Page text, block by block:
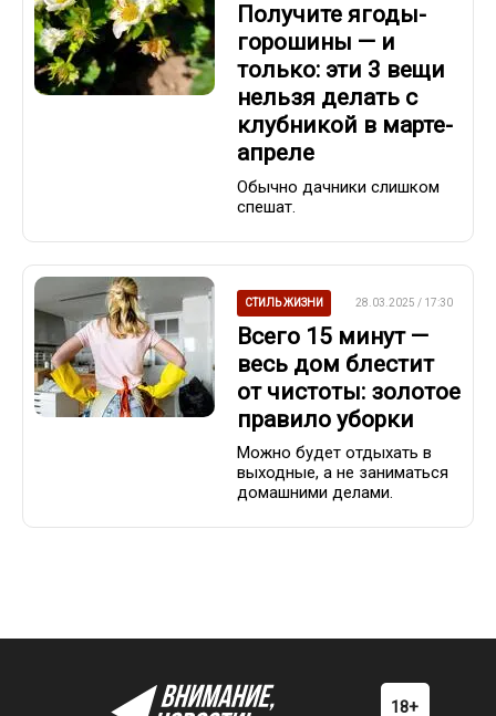
Получите ягоды-
горошины — и
только: эти 3 вещи
нельзя делать с
клубникой в марте-
апреле
Обычно дачники слишком
спешат.
СТИЛЬ ЖИЗНИ 28.03.2025 / 17:30
Всего 15 минут —
весь дом блестит
от чистоты: золотое
правило уборки
Можно будет отдыхать в
выходные, а не заниматься
домашними делами.